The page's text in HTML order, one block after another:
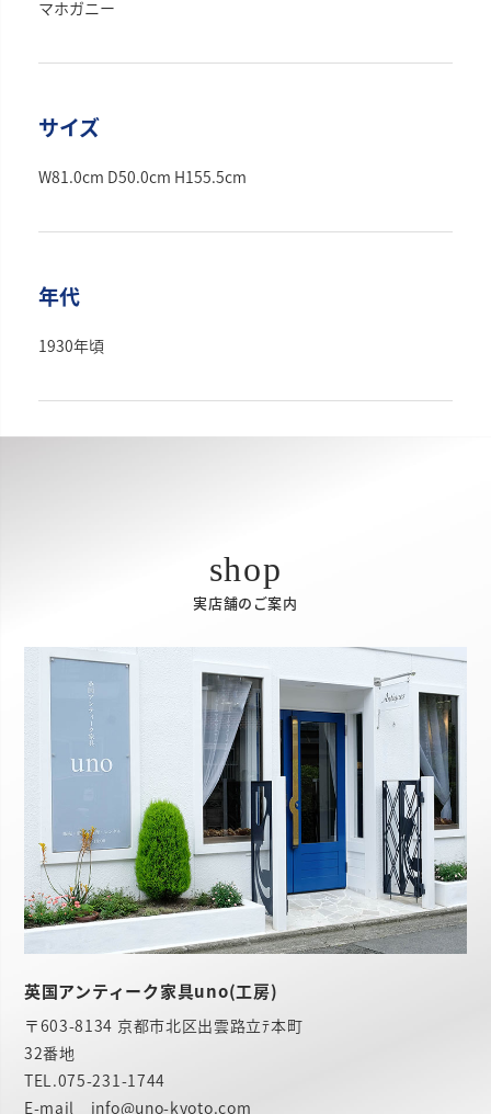
マホガニー
サイズ
W81.0cm D50.0cm H155.5cm
年代
1930年頃
実店舗のご案内
英国アンティーク家具uno(工房)
〒603-8134 京都市北区出雲路立ﾃ本町
32番地
TEL.075-231-1744
E-mail info@uno-kyoto.com